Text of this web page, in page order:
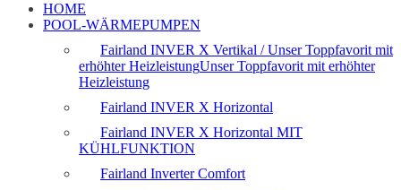
HOME
POOL-WÄRMEPUMPEN
Fairland INVER X Vertikal / Unser Toppfavorit mit
erhöhter HeizleistungUnser Toppfavorit mit erhöhter
Heizleistung
Fairland INVER X Horizontal
Fairland INVER X Horizontal MIT
KÜHLFUNKTION
Fairland Inverter Comfort